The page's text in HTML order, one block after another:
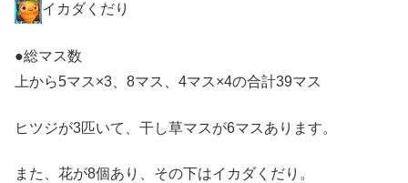
イカダくだり
●総マス数
上から5マス×3、8マス、4マス×4の合計39マス
ヒツジが3匹いて、干し草マスが6マスあります。
また、花が8個あり、その下はイカダくだり。